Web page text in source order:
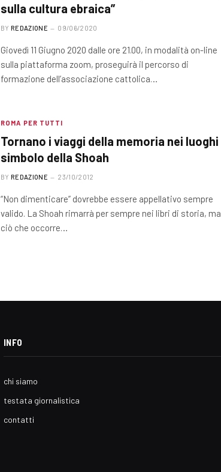
sulla cultura ebraica”
BY REDAZIONE 09/06/2020
Giovedì 11 Giugno 2020 dalle ore 21.00, in modalità on-line
sulla piattaforma zoom, proseguirà il percorso di
formazione dell’associazione cattolica…
ROMA PER TUTTI
Tornano i viaggi della memoria nei luoghi
simbolo della Shoah
BY REDAZIONE 23/10/2012
“Non dimenticare” dovrebbe essere appellativo sempre
valido. La Shoah rimarrà per sempre nei libri di storia, ma
ciò che occorre…
INFO
chi siamo
testata giornalistica
contatti